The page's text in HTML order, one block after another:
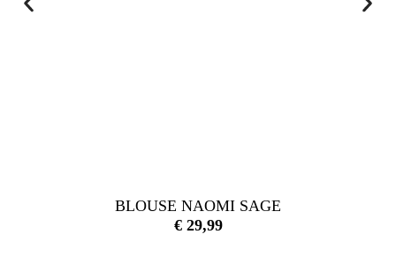
BLOUSE NAOMI SAGE
€29,99